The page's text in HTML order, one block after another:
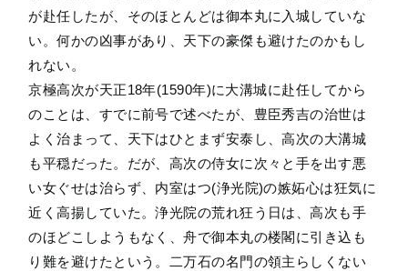
が赴任したが、そのほとんどは御本丸に入城していな
い。何かの凶事があり、天下の豪傑も避けたのかもし
れない。
京極高次が天正18年(1590年)に大溝城に赴任してから
のことは、すでに前号で述べたが、豊臣秀吉の治世は
よく治まって、天下はひとまず安泰し、高次の大溝城
も平穏だった。だが、高次の侍女に次々と手を出す悪
い女ぐせは治らず、内室はつ(浄光院)の嫉妬心は狂気に
近く高揚していた。浄光院の荒れ狂う日は、高次も手
のほどこしようもなく、舟で御本丸の楼閣に引き込も
り難を避けたという。二万石の名門の領主らしくない